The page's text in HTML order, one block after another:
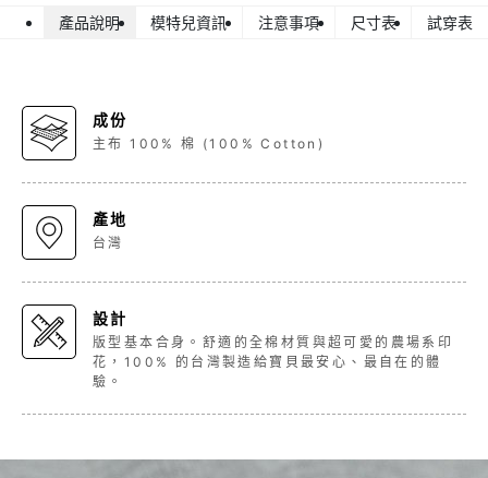
產品說明 模特兒資訊 注意事項 尺寸表 試穿表
成份
主布 100% 棉 (100% Cotton)
產地
台灣
設計
版型基本合身。舒適的全棉材質與超可愛的農場系印
花，100% 的台灣製造給寶貝最安心、最自在的體
驗。